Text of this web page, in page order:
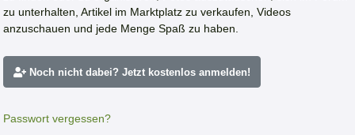
zu unterhalten, Artikel im Marktplatz zu verkaufen, Videos
anzuschauen und jede Menge Spaß zu haben.
Noch nicht dabei? Jetzt kostenlos anmelden!
Passwort vergessen?